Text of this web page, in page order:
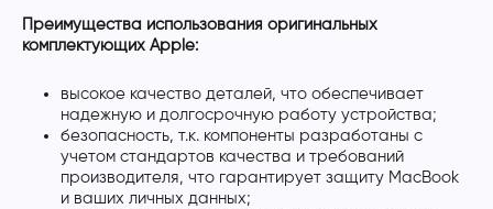
Преимущества использования оригинальных
комплектующих Apple:
высокое качество деталей, что обеспечивает
надежную и долгосрочную работу устройства;
безопасность, т.к. компоненты разработаны с
учетом стандартов качества и требований
производителя, что гарантирует защиту MacBook
и ваших личных данных;